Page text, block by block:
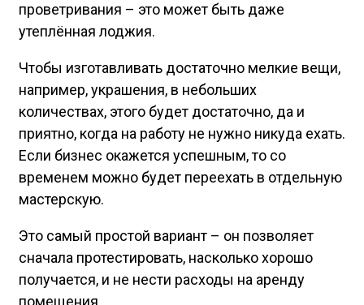
проветривания – это может быть даже
утеплённая лоджия.
Чтобы изготавливать достаточно мелкие вещи,
например, украшения, в небольших
количествах, этого будет достаточно, да и
приятно, когда на работу не нужно никуда ехать.
Если бизнес окажется успешным, то со
временем можно будет переехать в отдельную
мастерскую.
Это самый простой вариант – он позволяет
сначала протестировать, насколько хорошо
получается, и не нести расходы на аренду
помещения.